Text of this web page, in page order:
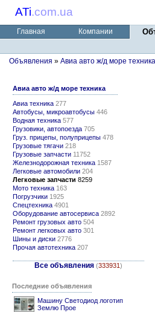
ATi.com.ua
Главная Компании
Объявления » Авиа авто ж/д море техника
Авиа авто ж/д море техника
Авиа техника 277
Автобусы, микроавтобусы 446
Водная техника 577
Грузовики, автопоезда 705
Груз. прицепы, полуприцепы 478
Грузовые тягачи 218
Грузовые запчасти 11752
Железнодорожная техника 1587
Легковые автомобили 204
Легковые запчасти 8259
Мото техника 163
Погрузчики 1925
Спецтехника 4901
Оборудование автосервиса 2892
Ремонт грузовых авто 504
Ремонт легковых авто 301
Шины и диски 2776
Прочая автотехника 207
Все объявления (333931)
Последние объявления
Машину Светодиод логотип
Землю Прое